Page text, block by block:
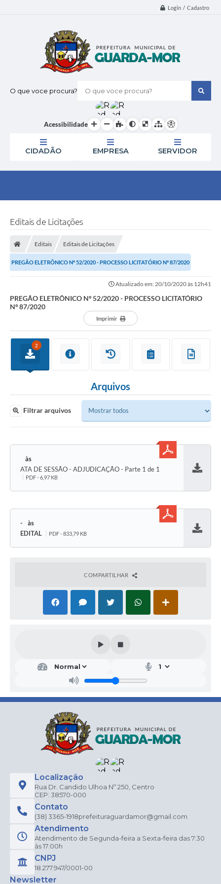
Login / Cadastro
O que voce procura?
Acessibilidade
CIDADÃO EMPRESA SERVIDOR
Editais de Licitações
Editais Editais de Licitações
PREGÃO ELETRÔNICO Nº 52/2020 - PROCESSO LICITATÓRIO Nº 87/2020
Atualizado em: 20/10/2020 às 12h41
PREGÃO ELETRÔNICO Nº 52/2020 - PROCESSO LICITATÓRIO
Nº 87/2020
Imprimir
2
Arquivos
Filtrar arquivos
ATA DE SESSÃO - ADJUDICAÇÃO - Parte 1 de 1
PDF - 6,97 KB
-
EDITAL
PDF - 833,79 KB
COMPARTILHAR
Localização
Rua Dr. Candido Ulhoa Nº 250, Centro
CEP: 38570-000
Contato
(38) 3365-1918prefeituraguardamor@gmail.com
Atendimento
Atendimento de Segunda-feira a Sexta-feira das 7:30
às 17:00h
CNPJ
18.277.947/0001-00
Newsletter